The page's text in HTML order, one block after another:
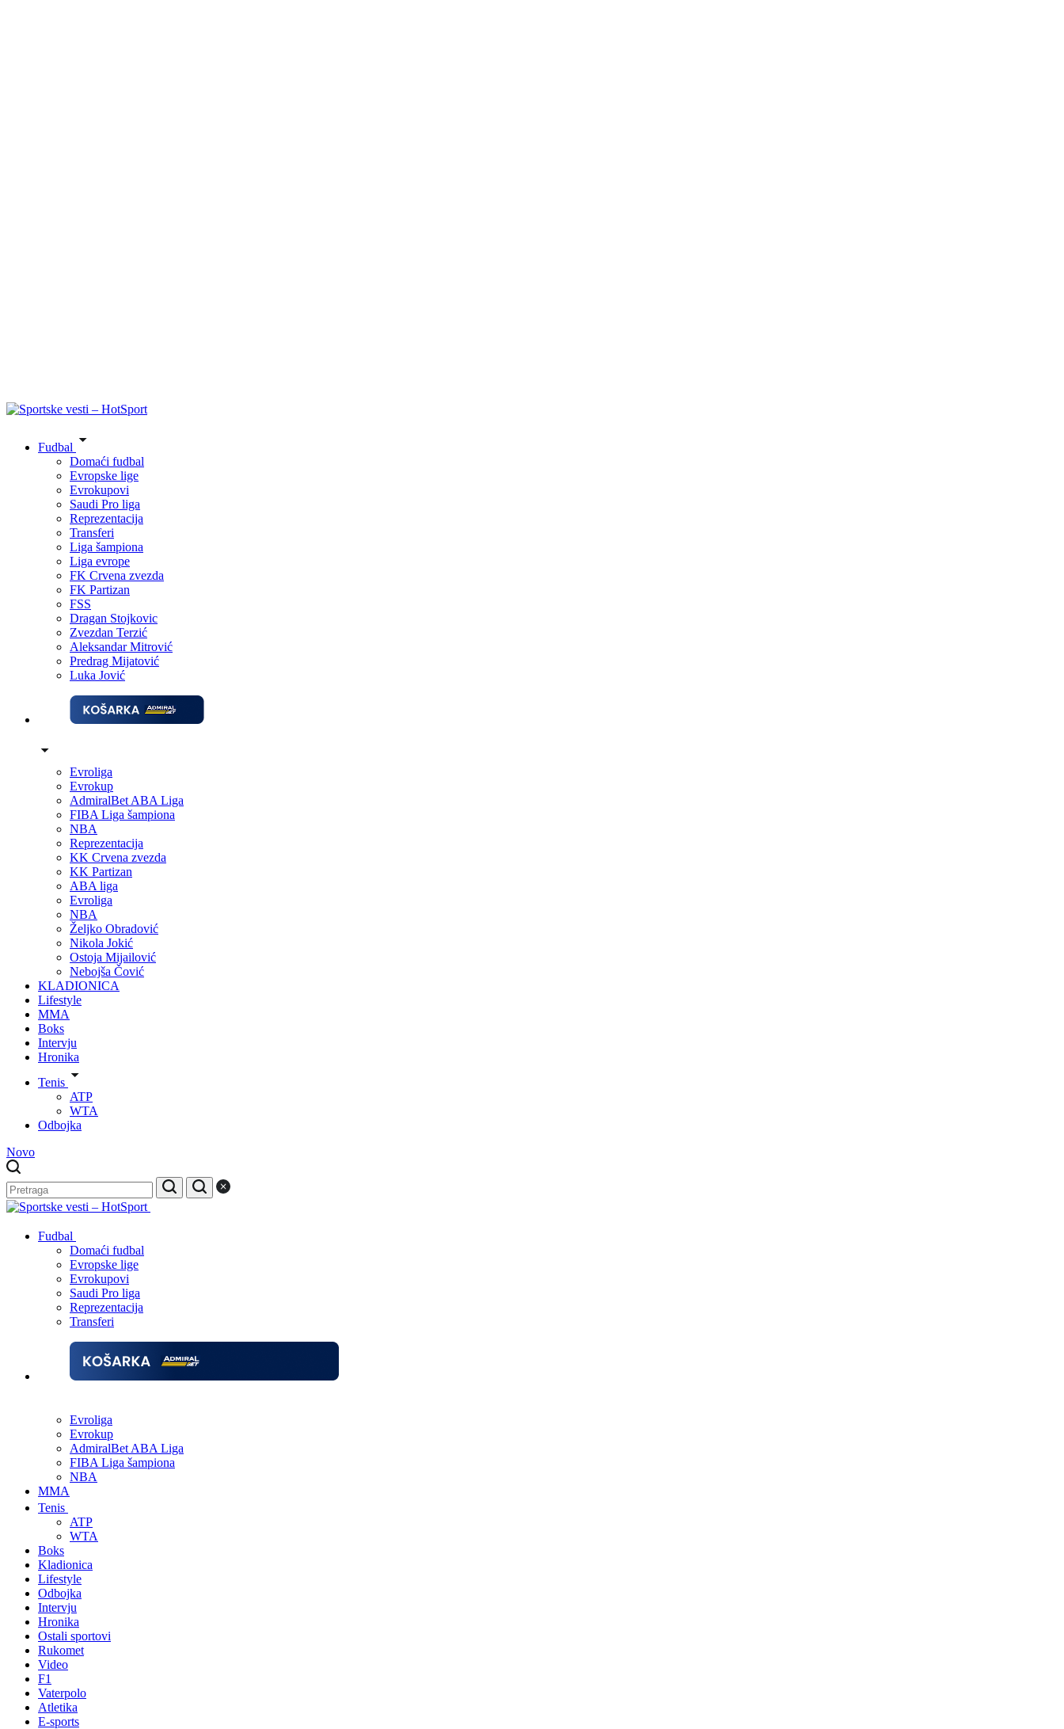
Fudbal
Domaći fudbal
Evropske lige
Evrokupovi
Saudi Pro liga
Reprezentacija
Transferi
Liga šampiona
Liga evrope
FK Crvena zvezda
FK Partizan
FSS
Dragan Stojkovic
Zvezdan Terzić
Aleksandar Mitrović
Predrag Mijatović
Luka Jović
Evroliga
Evrokup
AdmiralBet ABA Liga
FIBA Liga šampiona
NBA
Reprezentacija
KK Crvena zvezda
KK Partizan
ABA liga
Evroliga
NBA
Željko Obradović
Nikola Jokić
Ostoja Mijailović
Nebojša Čović
KLADIONICA
Lifestyle
MMA
Boks
Intervju
Hronika
Tenis
ATP
WTA
Odbojka
Novo
Fudbal
Domaći fudbal
Evropske lige
Evrokupovi
Saudi Pro liga
Reprezentacija
Transferi
Evroliga
Evrokup
AdmiralBet ABA Liga
FIBA Liga šampiona
NBA
MMA
Tenis
ATP
WTA
Boks
Kladionica
Lifestyle
Odbojka
Intervju
Hronika
Ostali sportovi
Rukomet
Video
F1
Vaterpolo
Atletika
E-sports